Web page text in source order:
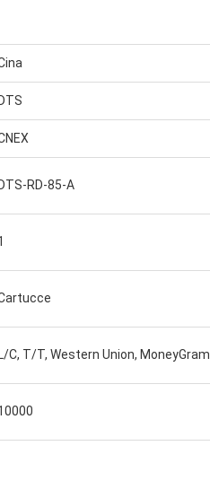
DTS
DTS-RD-85-A
L/C, T/T, Western Union, MoneyGram